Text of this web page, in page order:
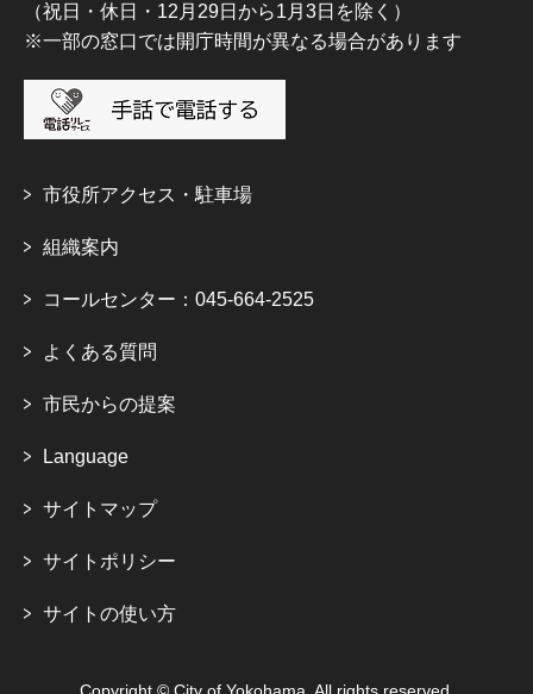
（祝日・休日・12月29日から1月3日を除く）
※一部の窓口では開庁時間が異なる場合があります
市役所アクセス・駐車場
組織案内
コールセンター：045-664-2525
よくある質問
市民からの提案
Language
サイトマップ
サイトポリシー
サイトの使い方